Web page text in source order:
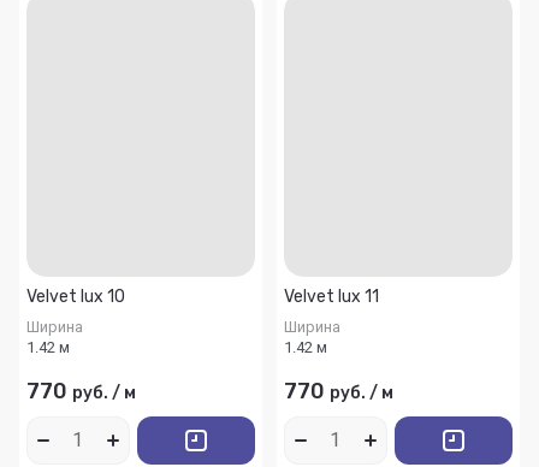
Velvet lux 10
Ширина
1.42 м
770 руб. / м
Velvet lux 11
Ширина
1.42 м
770 руб. / м